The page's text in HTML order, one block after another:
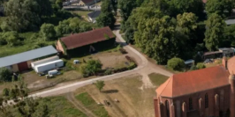
Emet
Foto Galeri
Gediz